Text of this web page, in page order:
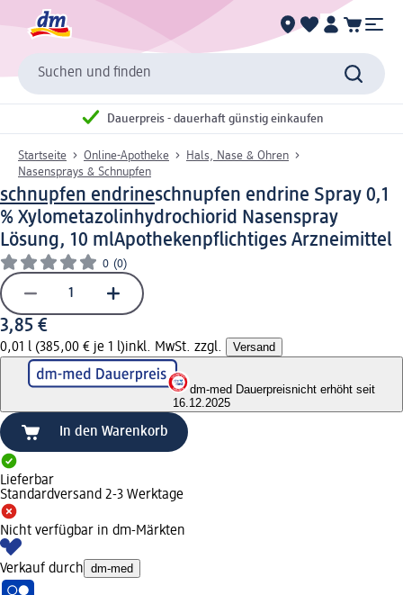
Suchen und finden
Dauerpreis - dauerhaft günstig einkaufen
Startseite Online-Apotheke
Hals, Nase & Ohren
Nasensprays & Schnupfen
schnupfen endrineschnupfen endrine Spray 0,1
% Xylometazolinhydrochiorid Nasenspray
Lösung, 10 mlApothekenpflichtiges Arzneimittel
0 (0)
3,85 €
0,01 l (385,00 € je 1 l)inkl. MwSt. zzgl. Versand
dm-med Dauerpreisnicht erhöht seit
16.12.2025
In den Warenkorb
Lieferbar
Standardversand 2-3 Werktage
Nicht verfügbar in dm-Märkten
Verkauf durch dm-med